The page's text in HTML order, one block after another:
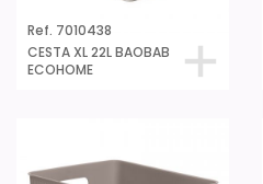
Ref. 7010438
CESTA XL 22L BAOBAB
ECOHOME